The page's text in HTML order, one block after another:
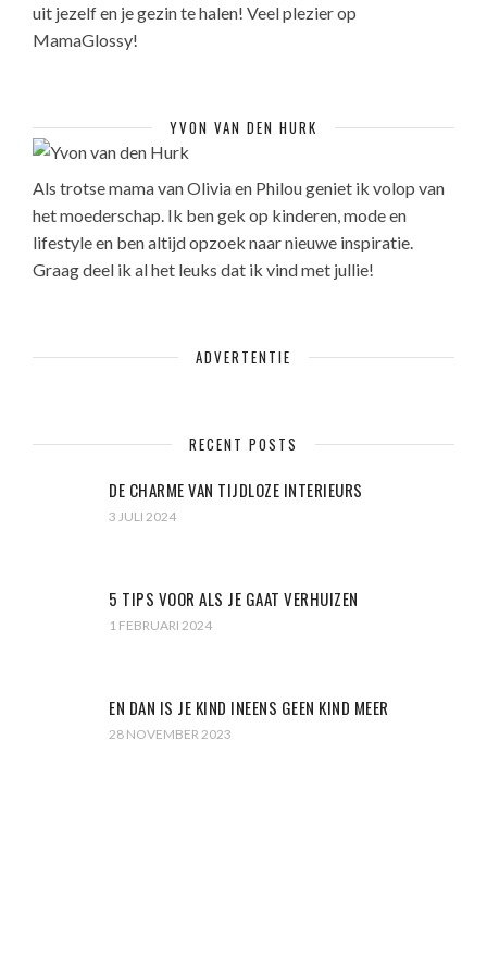
uit jezelf en je gezin te halen! Veel plezier op
MamaGlossy!
YVON VAN DEN HURK
Als trotse mama van Olivia en Philou geniet ik volop van
het moederschap. Ik ben gek op kinderen, mode en
lifestyle en ben altijd opzoek naar nieuwe inspiratie.
Graag deel ik al het leuks dat ik vind met jullie!
ADVERTENTIE
RECENT POSTS
DE CHARME VAN TIJDLOZE INTERIEURS
3 JULI 2024
5 TIPS VOOR ALS JE GAAT VERHUIZEN
1 FEBRUARI 2024
EN DAN IS JE KIND INEENS GEEN KIND MEER
28 NOVEMBER 2023